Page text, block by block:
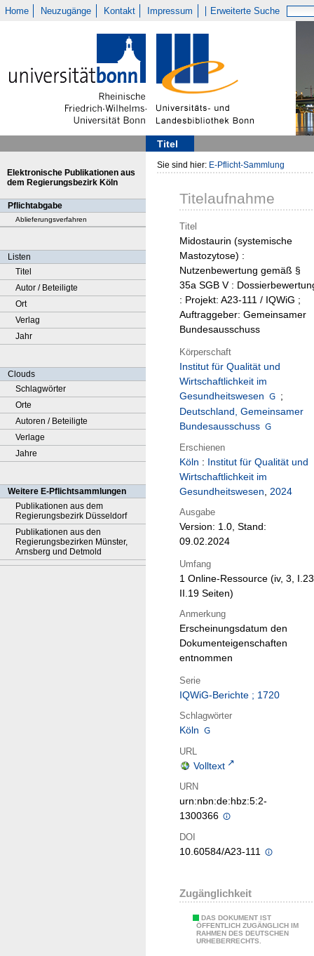
Home Neuzugänge Kontakt Impressum Erweiterte Suche
Titel
Elektronische Publikationen aus
dem Regierungsbezirk Köln
Pflichtabgabe
Ablieferungsverfahren
Listen
Titel
Autor / Beteiligte
Ort
Verlag
Jahr
Clouds
Schlagwörter
Orte
Autoren / Beteiligte
Verlage
Jahre
Weitere E-Pflichtsammlungen
Publikationen aus dem
Regierungsbezirk Düsseldorf
Publikationen aus den
Regierungsbezirken Münster,
Arnsberg und Detmold
Sie sind hier: E-Pflicht-Sammlung
Titelaufnahme
Titel
Midostaurin (systemische
Mastozytose) :
Nutzenbewertung gemäß §
35a SGB V :
: Projekt: A23-111 / IQWiG ;
Auftraggeber: Gemeinsamer
Bundesausschuss
Körperschaft
Institut für Qualität und
Wirtschaftlichkeit im
Gesundheitswesen
;
Deutschland, Gemeinsamer
Bundesausschuss
Erschienen
Köln : Institut für Qualität und
Wirtschaftlichkeit im
Gesundheitswesen, 2024
Ausgabe
Version: 1.0, Stand:
09.02.2024
Umfang
1 Online-Ressource (iv, 3,
II.19 Seiten)
Anmerkung
Erscheinungsdatum den
Dokumenteigenschaften
entnommen
Serie
IQWiG-Berichte ; 1720
Schlagwörter
Köln
URL
Volltext
URN
urn:nbn:de:hbz:5:2-
1300366
DOI
10.60584/A23-111
Zugänglichkeit
DAS DOKUMENT IST
ÖFFENTLICH ZUGÄNGLICH IM
RAHMEN DES DEUTSCHEN
URHEBERRECHTS.